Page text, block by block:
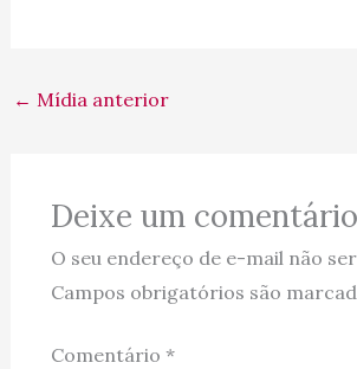
← Mídia anterior
Deixe um comentário
O seu endereço de e-mail não
Campos obrigatórios são
Comentário *